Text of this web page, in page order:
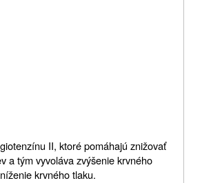
II, ktoré pomáhajú znižovať
a tým vyvoláva zvýšenie krvného
krvného tlaku.